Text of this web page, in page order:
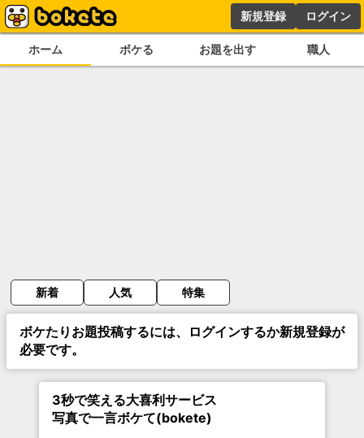
新規登録 ログイン
ホーム ボケる お題を出す 職人
新着 人気 特集
ボケたりお題投稿するには、ログインするか新規登録が
必要です。
3秒で笑える大喜利サービス
写真で一言ボケて(bokete)